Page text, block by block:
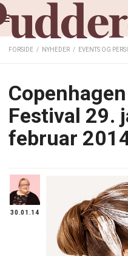
FORSIDE / NYHEDER / EVENTS OG
Festival 29.
februar
30.01.14